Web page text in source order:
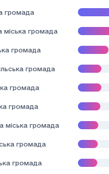
громада
міська громада
громада
громада
громада
громада
міська громада
громада
громада